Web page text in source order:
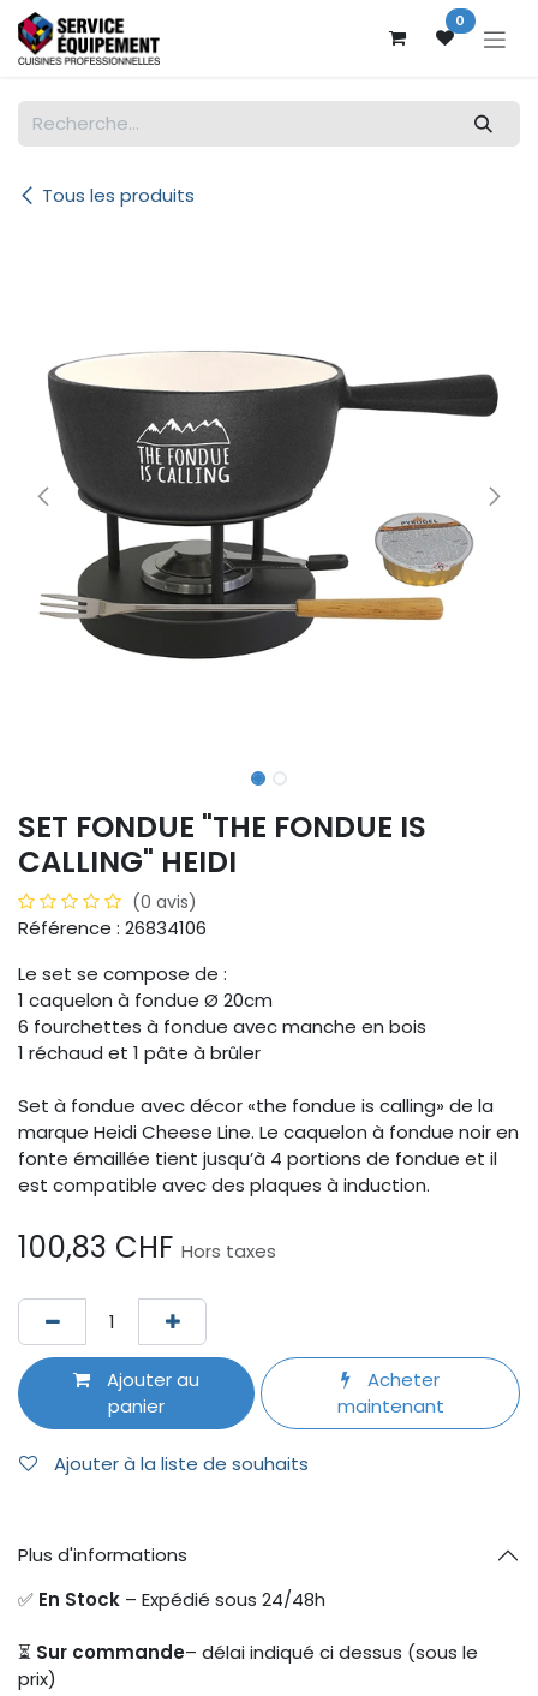
Se rendre au contenu 0
Tous les produits
SET FONDUE "THE FONDUE IS
CALLING" HEIDI
(0 avis)
Référence : 26834106
Le set se compose de :
1 caquelon à fondue Ø 20cm
6 fourchettes à fondue avec manche en bois
1 réchaud et 1 pâte à brûler
Set à fondue avec décor «the fondue is calling» de la
marque Heidi Cheese Line. Le caquelon à fondue noir en
fonte émaillée tient jusqu’à 4 portions de fondue et il
est compatible avec des plaques à induction.
100,83 CHF Hors taxes
Ajouter au
panier
Acheter
maintenant
Ajouter à la liste de souhaits
Plus d'informations
✅ En Stock – Expédié sous 24/48h
⏳ Sur commande– délai indiqué ci dessus (sous le
prix)